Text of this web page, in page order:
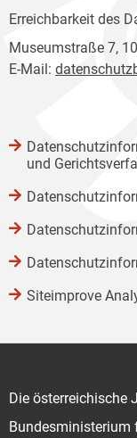
Erreichbarkeit des
Museumstraße 7,
E-Mail:
und
Siteimprove
Die österreichische
Bundesministerium